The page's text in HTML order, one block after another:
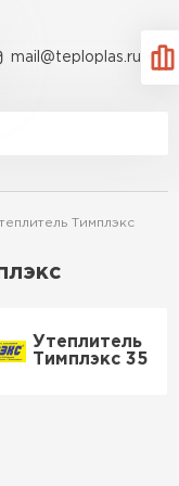
mail@teploplas.ru
Тимплэкс
Утеплитель
Тимплэкс 35